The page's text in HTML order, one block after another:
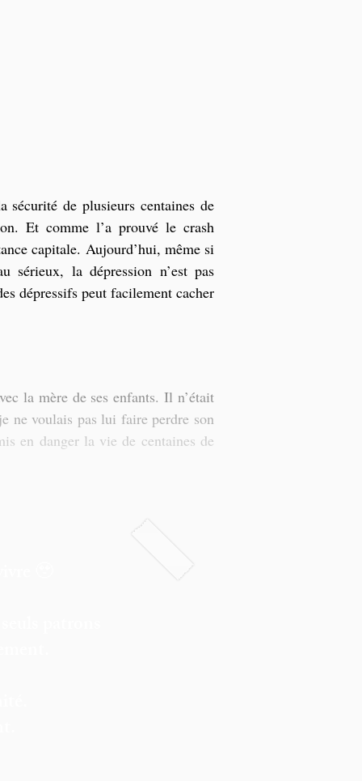
sécurité de plusieurs centaines de
Et comme l’a prouvé le crash
capitale. Aujourd’hui, même si
sérieux, la dépression n’est pas
dépressifs peut facilement cacher
la mère de ses enfants. Il n’était
ne voulais pas lui faire perdre son
en danger la vie de centaines de